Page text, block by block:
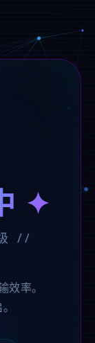
✦
//
率。